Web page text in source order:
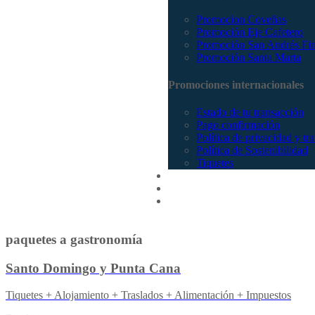
Promocion Coveñas
Promoción Eje Cafetero
Promoción San Andrés
Promoción Santa Marta
Promociones internacionales
Estado de tu transacción
Pago confirmación
Política de privacidad y
Política de Sostenibilidad
Tiquetes
paquetes a gastronomía
Santo Domingo y Punta Cana
Tiquetes + Alojamiento + Traslados + Alimentación + Impuestos